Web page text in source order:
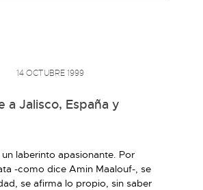
14 OCTUBRE 1999
a Jalisco, España y
laberinto apasionante. Por
-como dice Amin Maalouf-, se
se afirma lo propio, sin saber